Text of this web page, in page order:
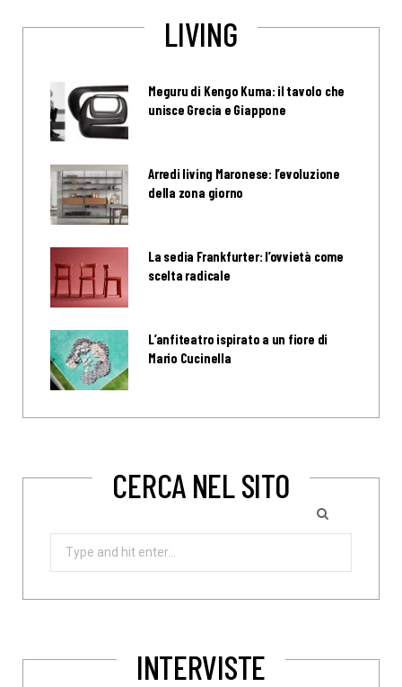
LIVING
Meguru di Kengo Kuma: il tavolo che
unisce Grecia e Giappone
Arredi living Maronese: l’evoluzione
della zona giorno
La sedia Frankfurter: l’ovvietà come
scelta radicale
L’anfiteatro ispirato a un fiore di
Mario Cucinella
CERCA NEL SITO
Search
INTERVISTE